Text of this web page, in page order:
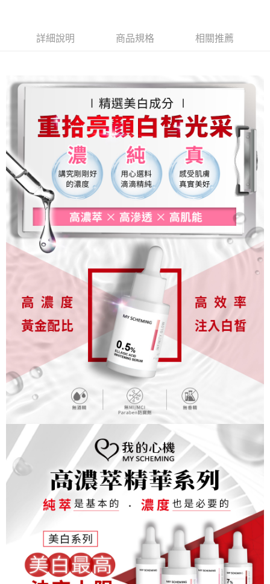
購買商品的店家。未經商家同意取消之訂單仍視為有效，需透過AFTEE先享
客戶支援中心」https://netprotections.freshdesk.com/support/home
１．透過由恩沛科技股份有限公司提供之「AFTEE先享後付」服務完成之交
易，需依本服務之必要範圍內提供個人資料，並將交易相關給付款項請求債
權轉讓予恩沛科技股份有限公司。
２．關於個人資料處理事宜，請瀏覽以下網址：
https://aftee.tw/terms/#terms3
３．未成年的使用者請事先徵得法定代理人或監護人之同意方可使用
「AFTEE先享後付」，若未經同意申辦者引起之損失，本公司不負相關責
任。
４．使用「AFTEE先享後付」時，將依據個別帳號之用戶狀況，依本公司即
時審查核予不同之上限額度；若仍有額度不足之情形，本公司將視審查結果
請求用戶進行身份認證。
５．嚴禁一人註冊多個帳號或使用他人資訊註冊。若發現惡意使用之情形，
恩沛科技股份有限公司將有權停止該用戶之使用額度並採取法律行動。
(免運)宅配詳細說明 商品規格 相關推薦